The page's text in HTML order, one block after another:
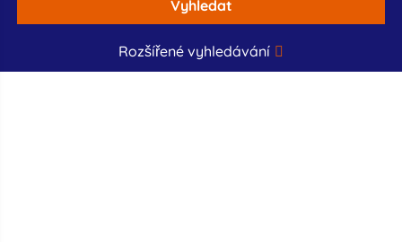
Vyhledat
Rozšířené vyhledávání